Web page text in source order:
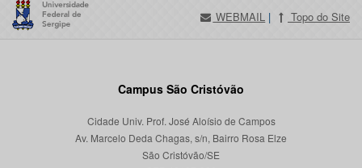
WEBMAIL | Topo do Site
Campus São Cristóvão
Cidade Univ. Prof. José Aloísio de Campos
Av. Marcelo Deda Chagas, s/n, Bairro Rosa Elze
São Cristóvão/SE